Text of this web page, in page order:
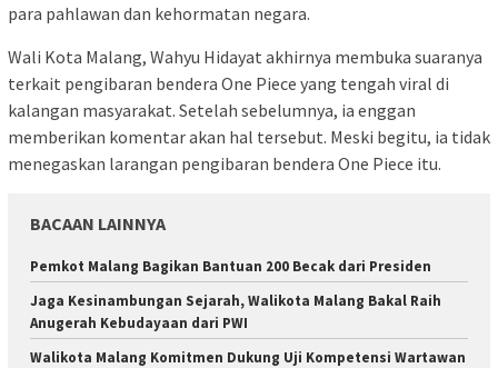
para pahlawan dan kehormatan negara.
Wali Kota Malang, Wahyu Hidayat akhirnya membuka suaranya
terkait pengibaran bendera One Piece yang tengah viral di
kalangan masyarakat. Setelah sebelumnya, ia enggan
memberikan komentar akan hal tersebut. Meski begitu, ia tidak
menegaskan larangan pengibaran bendera One Piece itu.
BACAAN LAINNYA
Pemkot Malang Bagikan Bantuan 200 Becak dari Presiden
Jaga Kesinambungan Sejarah, Walikota Malang Bakal Raih
Anugerah Kebudayaan dari PWI
Walikota Malang Komitmen Dukung Uji Kompetensi Wartawan